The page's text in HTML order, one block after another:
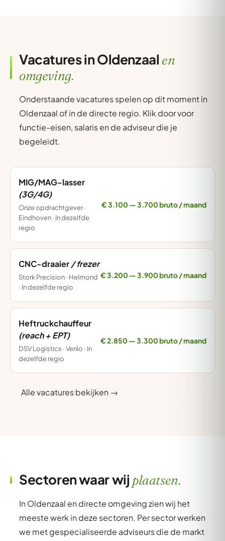
Vacatures in Oldenzaal en
omgeving.
Onderstaande vacatures spelen op dit moment in
Oldenzaal of in de directe regio. Klik door voor
functie-eisen, salaris en de adviseur die je
begeleidt.
MIG/MAG-lasser
(3G/4G)
Onze opdrachtgever ·
Eindhoven · In dezelfde
regio
€ 3.100 — 3.700 bruto / maand
CNC-draaier / frezer
Stork Precision · Helmond
· In dezelfde regio
€ 3.200 — 3.900 bruto / maand
Heftruckchauffeur
(reach + EPT)
DSV Logistics · Venlo · In
dezelfde regio
€ 2.850 — 3.300 bruto / maand
Alle vacatures bekijken →
Sectoren waar wij plaatsen.
In Oldenzaal en directe omgeving zien wij het
meeste werk in deze sectoren. Per sector werken
we met gespecialiseerde adviseurs die de markt